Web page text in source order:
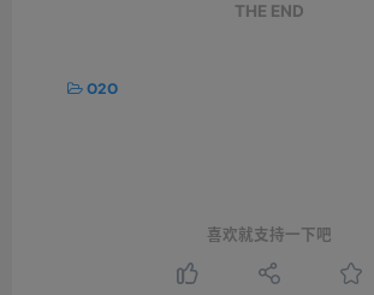
THE END
O2O
喜欢就支持一下吧